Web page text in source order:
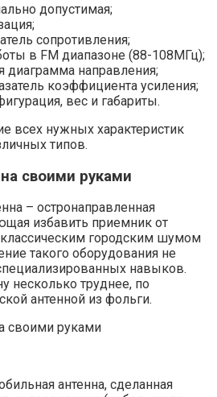
допустимая;
сопротивления;
в FM диапазоне (88-108МГц);
диаграмма направления;
коэффициента усиления;
вес и габариты.
всех нужных характеристик
типов.
своими руками
– остронаправленная
избавить приемник от
городским шумом
такого оборудования не
навыков.
несколько труднее, по
антенной из фольги.
антенна, сделанная